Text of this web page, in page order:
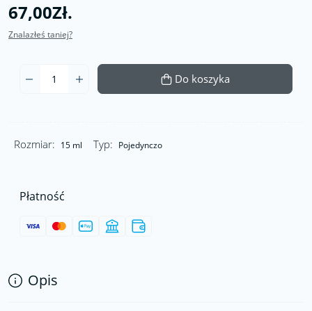
67,00Zł.
Znalazłeś taniej?
Do koszyka
Rozmiar: 15 ml Typ: Pojedynczo
Płatność
Opis